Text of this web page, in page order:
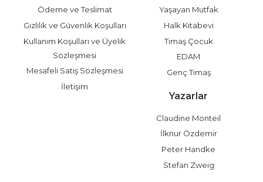
Ödeme ve Teslimat
Gizlilik ve Güvenlik Koşulları
Kullanım Koşulları ve Üyelik
Sözleşmesi
Mesafeli Satış Sözleşmesi
İletişim
Yaşayan Mutfak
Halk Kitabevi
Timaş Çocuk
EDAM
Genç Timaş
Yazarlar
Claudine Monteil
İlknur Özdemir
Peter Handke
Stefan Zweig